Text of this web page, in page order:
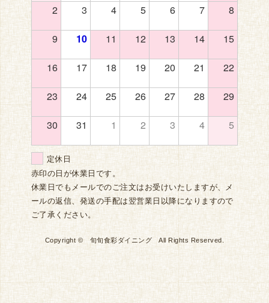
2 3 4 5 6 7 8
9 10 11 12 13 14 15
16 17 18 19 20 21 22
23 24 25 26 27 28 29
30 31 1 2 3 4 5
定休日
赤印の日が休業日です。
休業日でもメールでのご注文はお受けいたしますが、メ
ールの返信、発送の手配は翌営業日以降になりますので
ご了承ください。
Copyright © 旬旬食彩ダイニング All Rights Reserved.